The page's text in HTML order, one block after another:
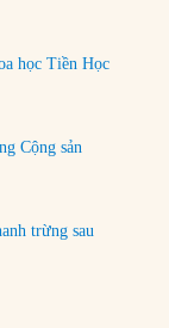
học Tiền Học
Cộng sản
trừng sau